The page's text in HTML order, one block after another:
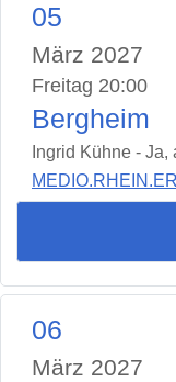
05
März 2027
Freitag 20:00
Bergheim
Ingrid Kühne -
06
März 2027